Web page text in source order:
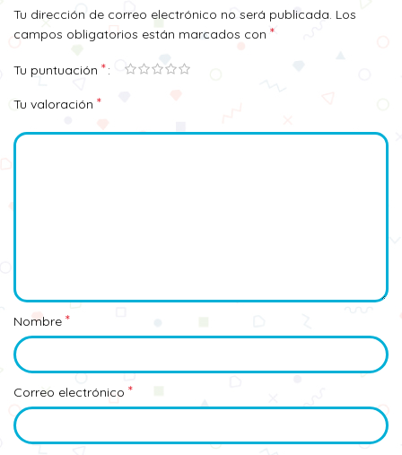
Tu dirección de correo electrónico no será publicada. Los
campos obligatorios están marcados con *
Tu puntuación *
Tu valoración *
Nombre *
Correo electrónico *